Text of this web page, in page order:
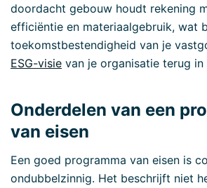
doordacht gebouw houdt rekening
efficiëntie en materiaalgebruik, wat
toekomstbestendigheid van je
ESG-visie van je organisatie terug
Onderdelen van een
van eisen
Een goed programma van eisen is
ondubbelzinnig. Het beschrijft niet